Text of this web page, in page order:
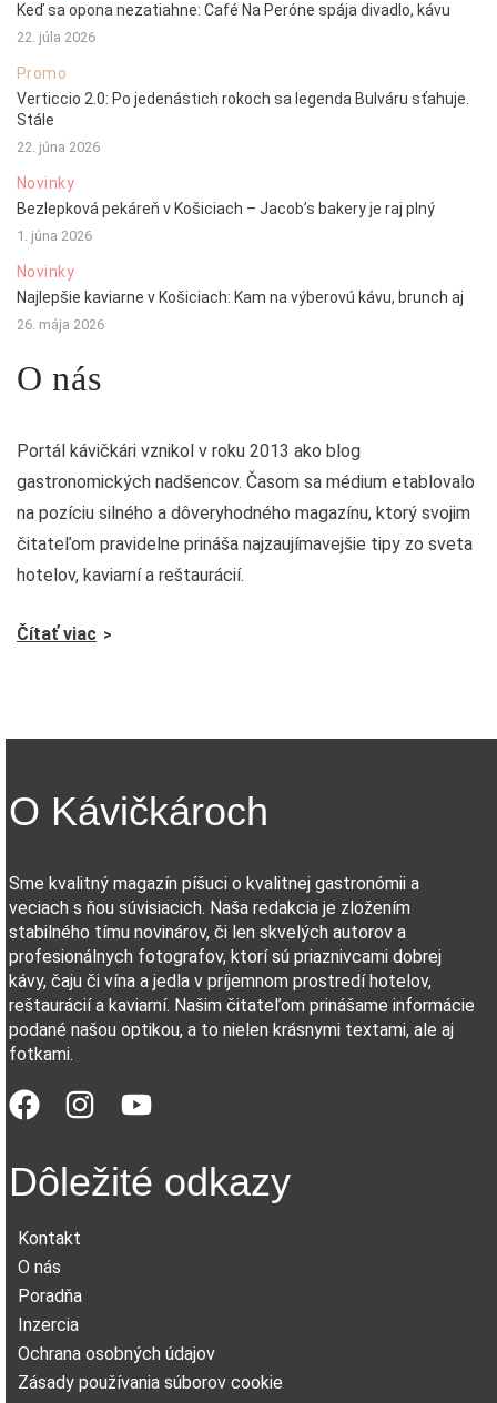
Keď sa opona nezatiahne: Café Na Peróne spája divadlo, kávu
22. júla 2026
Promo
Verticcio 2.0: Po jedenástich rokoch sa legenda Bulváru sťahuje.
Stále
22. júna 2026
Novinky
Bezlepková pekáreň v Košiciach – Jacob’s bakery je raj plný
1. júna 2026
Novinky
Najlepšie kaviarne v Košiciach: Kam na výberovú kávu, brunch aj
26. mája 2026
O nás
Portál kávičkári vznikol v roku 2013 ako blog
gastronomických nadšencov. Časom sa médium etablovalo
na pozíciu silného a dôveryhodného magazínu, ktorý svojim
čitateľom pravidelne prináša najzaujímavejšie tipy zo sveta
hotelov, kaviarní a reštaurácií.
Čítať viac
O Kávičkároch
Sme kvalitný magazín píšuci o kvalitnej gastronómii a
veciach s ňou súvisiacich. Naša redakcia je zložením
stabilného tímu novinárov, či len skvelých autorov a
profesionálnych fotografov, ktorí sú priaznivcami dobrej
kávy, čaju či vína a jedla v príjemnom prostredí hotelov,
reštaurácií a kaviarní. Našim čitateľom prinášame informácie
podané našou optikou, a to nielen krásnymi textami, ale aj
fotkami.
Dôležité odkazy
Kontakt
O nás
Poradňa
Inzercia
Ochrana osobných údajov
Zásady používania súborov cookie